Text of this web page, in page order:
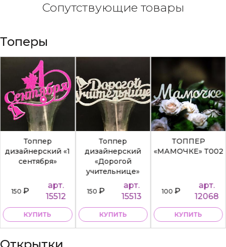
Сопутствующие товары
Топеры
Топпер
дизайнерский «1
сентября»
150₽
арт.
15512
КУПИТЬ
Топпер
дизайнерский
«Дорогой
учительнице»
150₽
арт.
15513
КУПИТЬ
ТОППЕР
«МАМОЧКЕ» Т002
100₽
арт.
12068
КУПИТЬ